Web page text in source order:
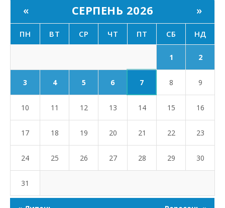
« СЕРПЕНЬ 2026 »
ПН ВТ СР ЧТ ПТ СБ НД
1 2
3 4 5 6 7 8 9
10 11 12 13 14 15 16
17 18 19 20 21 22 23
24 25 26 27 28 29 30
31